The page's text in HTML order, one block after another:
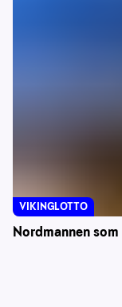
Nordmannen
VIKINGLOTTO